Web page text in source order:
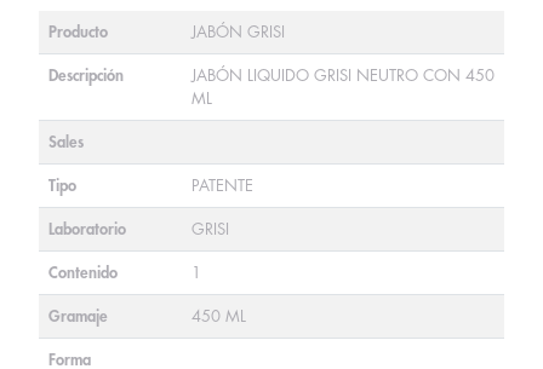
Producto JABÓN GRISI
Descripción
JABÓN LIQUIDO GRISI NEUTRO CON 450
ML
Sales
Tipo PATENTE
Laboratorio GRISI
Contenido 1
Gramaje 450 ML
Forma